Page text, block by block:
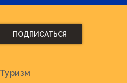
ПОДПИСАТЬСЯ
Туризм